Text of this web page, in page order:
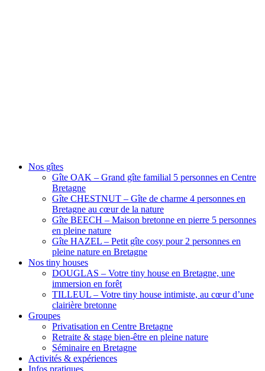
Nos gîtes
Gîte OAK – Grand gîte familial 5 personnes en Centre
Bretagne
Gîte CHESTNUT – Gîte de charme 4 personnes en
Bretagne au cœur de la nature
Gîte BEECH – Maison bretonne en pierre 5 personnes
en pleine nature
Gîte HAZEL – Petit gîte cosy pour 2 personnes en
pleine nature en Bretagne
Nos tiny houses
DOUGLAS – Votre tiny house en Bretagne, une
immersion en forêt
TILLEUL – Votre tiny house intimiste, au cœur d’une
clairière bretonne
Groupes
Privatisation en Centre Bretagne
Retraite & stage bien-être en pleine nature
Séminaire en Bretagne
Activités & expériences
Infos pratiques